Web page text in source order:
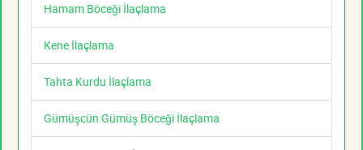
Hamam Böceği İlaçlama
Kene İlaçlama
Tahta Kurdu İlaçlama
Gümüşcün Gümüş Böceği İlaçlama